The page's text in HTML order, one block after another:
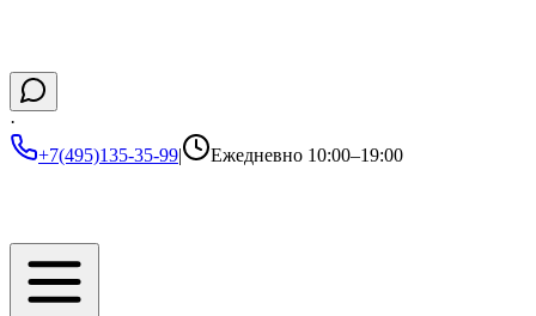
·
+7(495)135-35-99| Ежедневно 10:00–19:00